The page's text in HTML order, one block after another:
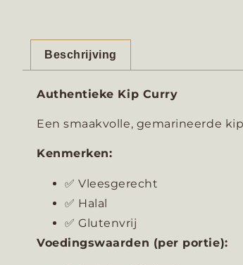
Beschrijving
Authentieke Kip Curry
Een smaakvolle, gemarineerde
Kenmerken:
✅ Vleesgerecht
✅ Halal
✅ Glutenvrij
Voedingswaarden (per portie):